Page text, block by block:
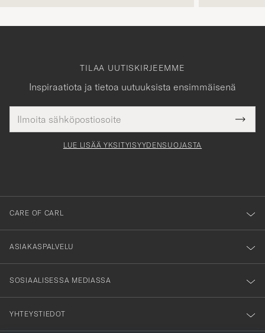
TILAA UUTISKIRJEEMME
Inspiraatiota ja tietoa uutuuksista ensimmäisenä
tieto
Tack
för
dig
till
vårt
nyhetsbrev!
LUE LISÄÄ YKSITYISYYDENSUOJASTA
CARE OF CARL
ASIAKASPALVELU
SOSIAALISESSA MEDIASSA
YHTEYSTIEDOT